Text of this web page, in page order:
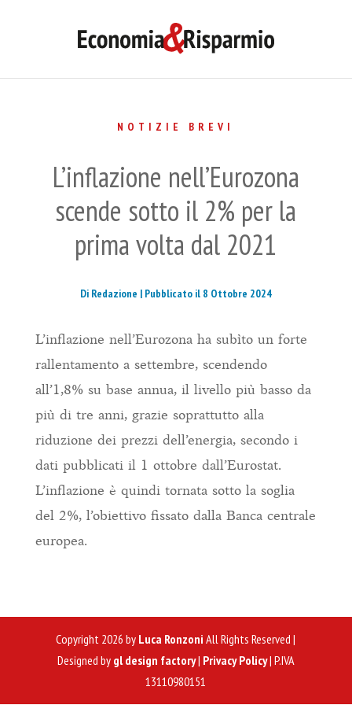
NOTIZIE BREVI
L’inflazione nell’Eurozona
scende sotto il 2% per la
prima volta dal 2021
Di Redazione | Pubblicato il 8 Ottobre 2024
L’inflazione nell’Eurozona ha subìto un forte
rallentamento a settembre, scendendo
all’1,8% su base annua, il livello più basso da
più di tre anni, grazie soprattutto alla
riduzione dei prezzi dell’energia, secondo i
dati pubblicati il 1 ottobre dall’Eurostat.
L’inflazione è quindi tornata sotto la soglia
del 2%, l’obiettivo fissato dalla Banca centrale
europea.
Copyright 2026 by Luca Ronzoni All Rights Reserved |
Designed by gl design factory| Privacy Policy| P.IVA
13110980151